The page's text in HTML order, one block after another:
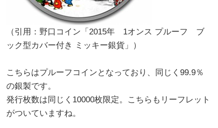
（引用：野口コイン「2015年 1オンス プルーフ ブ
ック型カバー付き ミッキー銀貨」）
こちらはプルーフコインとなっており、同じく99.9％
の銀製です。
発行枚数は同じく10000枚限定。こちらもリーフレット
がついていますね。